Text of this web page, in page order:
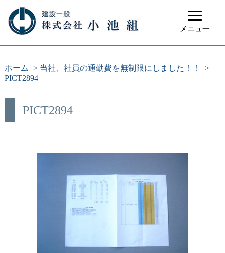
≡
メニュ一
ホーム > 当社、社員の通勤費を無制限にしました！！
>
PICT2894
PICT2894